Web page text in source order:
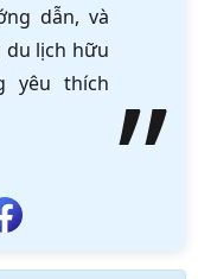
dẫn, và
du lịch hữu
yêu thích